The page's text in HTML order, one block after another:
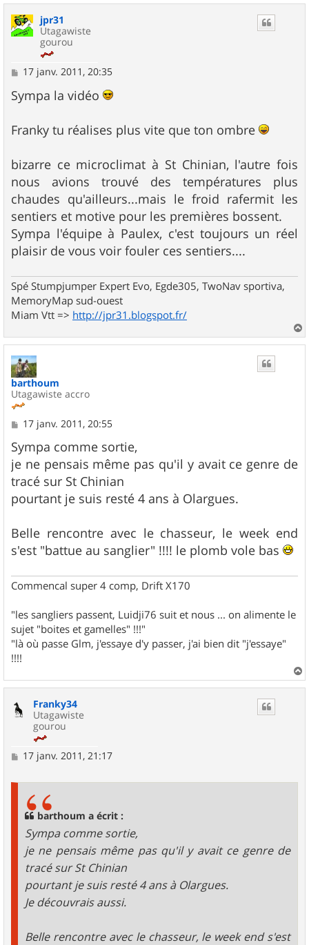
jpr31
Utagawiste
gourou
M
s
s
g
e
17 janv. 2011, 20:35
Sympa la vidéo
Franky tu réalises plus vite que ton ombre
bizarre ce microclimat à St Chinian, l'autre fois
nous avions trouvé des températures plus
chaudes qu'ailleurs...mais le froid rafermit les
sentiers et motive pour les premières bossent.
Sympa l'équipe à Paulex, c'est toujours un réel
plaisir de vous voir fouler ces sentiers....
Spé Stumpjumper Expert Evo, Egde305, TwoNav sportiva,
MemoryMap sud-ouest
Miam Vtt => http://jpr31.blogspot.fr/
a
barthoum
Utagawiste accro
M
s
s
a
g
e
17 janv. 2011, 20:55
Sympa comme sortie,
je ne pensais même pas qu'il y avait ce genre de
tracé sur St Chinian
pourtant je suis resté 4 ans à Olargues.
Belle rencontre avec le chasseur, le week end
s'est "battue au sanglier" !!!! le plomb vole bas
Commencal super 4 comp, Drift X170
"les sangliers passent, Luidji76 suit et nous ... on alimente le
sujet "boites et gamelles" !!!"
"là où passe Glm, j'essaye d'y passer, j'ai bien dit "j'essaye"
!!!!
a
Franky34
Utagawiste
gourou
M17 janv. 2011, 21:17
barthoum a écrit :
Sympa comme sortie,
je ne pensais même pas qu'il y avait ce genre de
tracé sur St Chinian
pourtant je suis resté 4 ans à Olargues.
Je découvrais aussi.
Belle rencontre avec le chasseur, le week end s'est